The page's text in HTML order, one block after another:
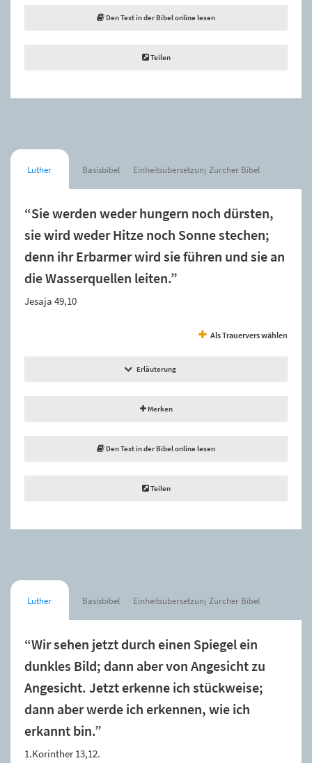
Den Text in der Bibel online lesen
Teilen
Luther Basisbibel Einheitsübersetzung Zürcher Bibel
“Sie werden weder hungern noch dürsten,
sie wird weder Hitze noch Sonne stechen;
denn ihr Erbarmer wird sie führen und sie an
die Wasserquellen leiten.”
Jesaja 49,10
Als Trauervers wählen
Erläuterung
Merken
Den Text in der Bibel online lesen
Teilen
Luther Basisbibel Einheitsübersetzung Zürcher Bibel
“Wir sehen jetzt durch einen Spiegel ein
dunkles Bild; dann aber von Angesicht zu
Angesicht. Jetzt erkenne ich stückweise;
dann aber werde ich erkennen, wie ich
erkannt bin.”
1.Korinther 13,12.